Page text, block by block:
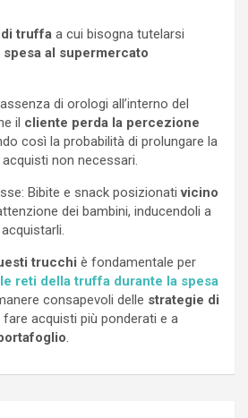
truffa a cui bisogna tutelarsi
spesa al supermercato
di orologi all’interno del
il cliente perda la percezione
così la probabilità di prolungare la
non necessari.
Bibite e snack posizionativicino
dei bambini, inducendoli a
trucchi è fondamentale per
reti della truffa durante la spesa
consapevoli delle strategie di
acquisti più ponderati e a
.